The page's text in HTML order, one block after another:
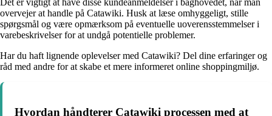
Det er vigtigt at have disse kundeanmeldelser i baghovedet, når man
overvejer at handle på Catawiki. Husk at læse omhyggeligt, stille
spørgsmål og være opmærksom på eventuelle uoverensstemmelser i
varebeskrivelser for at undgå potentielle problemer.
Har du haft lignende oplevelser med Catawiki? Del dine erfaringer og
råd med andre for at skabe et mere informeret online shoppingmiljø.
Hvordan håndterer Catawiki processen med at